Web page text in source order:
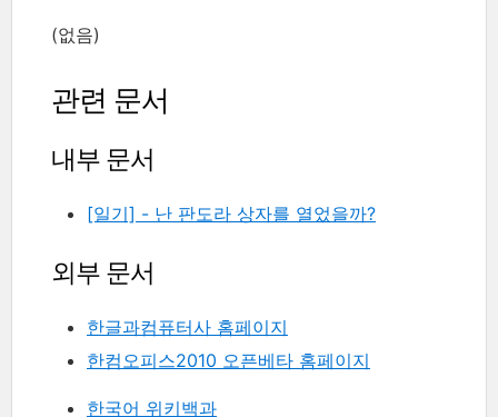
(없음)
관련 문서
내부 문서
[일기] - 난 판도라 상자를 열었을까?
외부 문서
한글과컴퓨터사 홈페이지
한컴오피스2010 오픈베타 홈페이지
한국어 위키백과